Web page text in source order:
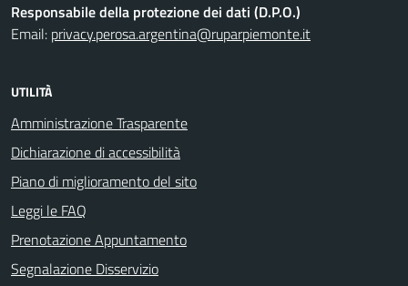
Responsabile della protezione dei dati (D.P.O.)
Email: privacy.perosa.argentina@ruparpiemonte.it
UTILITÀ
Amministrazione Trasparente
Dichiarazione di accessibilità
Piano di miglioramento del sito
Leggi le FAQ
Prenotazione Appuntamento
Segnalazione Disservizio